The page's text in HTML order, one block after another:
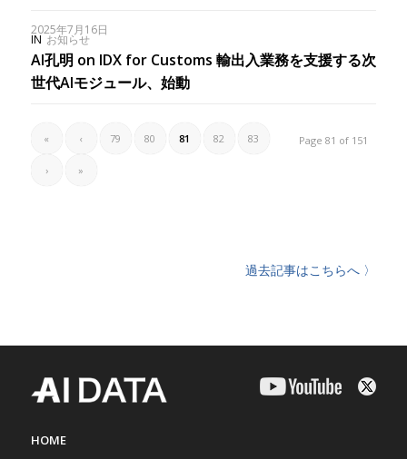
2025年7月16日
IN お知らせ
AI孔明 on IDX for Customs 輸出入業務を支援する次
世代AIモジュール、始動
Page 81 of 151
« ‹ 79 80 81 82 83
› »
過去記事はこちらへ 〉
HOME